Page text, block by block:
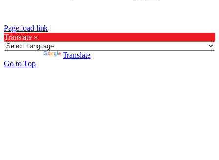
Page load link
Translate »
Translate
Go to Top